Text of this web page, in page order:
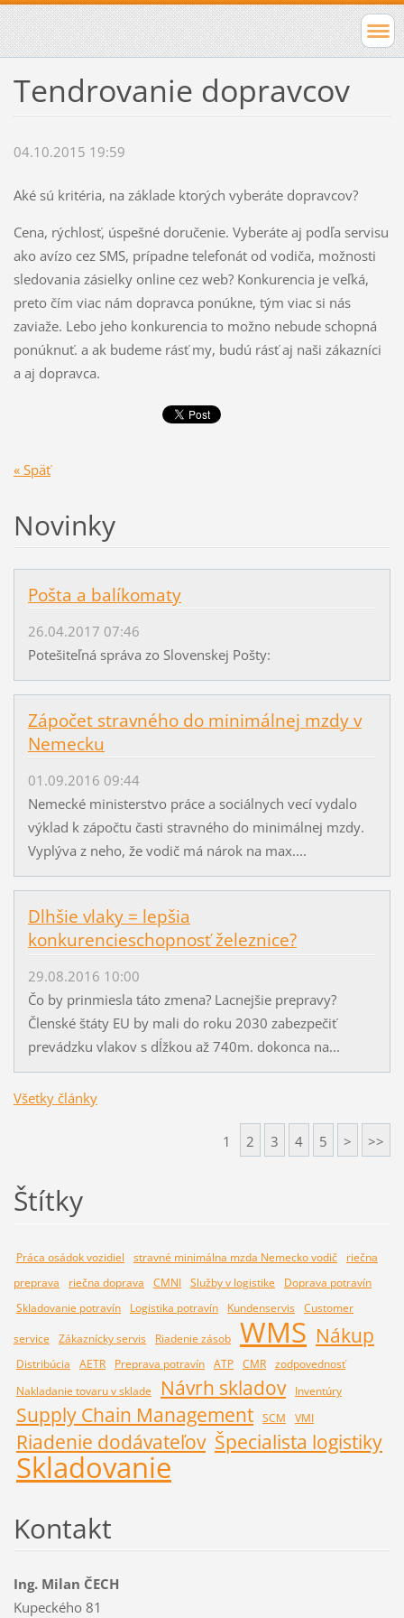
Tendrovanie dopravcov
04.10.2015 19:59
Aké sú kritéria, na základe ktorých vyberáte dopravcov?
Cena, rýchlosť, úspešné doručenie. Vyberáte aj podľa servisu
ako avízo cez SMS, prípadne telefonát od vodiča, možnosti
sledovania zásielky online cez web? Konkurencia je veľká,
preto čím viac nám dopravca ponúkne, tým viac si nás
zaviaže. Lebo jeho konkurencia to možno nebude schopná
ponúknuť. a ak budeme rásť my, budú rásť aj naši zákazníci
a aj dopravca.
« Späť
Novinky
Pošta a balíkomaty
26.04.2017 07:46
Potešiteľná správa zo Slovenskej Pošty:
Zápočet stravného do minimálnej mzdy v
Nemecku
01.09.2016 09:44
Nemecké ministerstvo práce a sociálnych vecí vydalo
výklad k zápočtu časti stravného do minimálnej mzdy.
Vyplýva z neho, že vodič má nárok na max....
Dlhšie vlaky = lepšia
konkurencieschopnosť železnice?
29.08.2016 10:00
Čo by prinmiesla táto zmena? Lacnejšie prepravy?
Členské štáty EU by mali do roku 2030 zabezpečiť
prevádzku vlakov s dĺžkou až 740m. dokonca na...
Všetky články
1 2 3 4 5 > >>
Štítky
Práca osádok vozidiel stravné minimálna mzda Nemecko vodič
riečna
preprava
riečna doprava CMNI Služby v logistike
Doprava potravín
Skladovanie potravín
Logistika potravín Kundenservis Customer
service
Zákaznícky servis Riadenie zásob WMS Nákup
Distribúcia AETR Preprava potravín ATP CMR zodpovednosť
Nakladanie tovaru v sklade
Návrh skladov Inventúry
Supply Chain Management SCM VMI
Riadenie dodávateľov Špecialista logistiky
Skladovanie
Kontakt
Ing. Milan ČECH
Kupeckého 81